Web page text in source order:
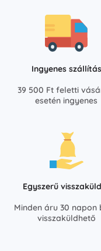
Ingyenes szállítás
39 500 Ft feletti
esetén ingyenes
Egyszerű
Minden áru 30 napon
visszaküldhető